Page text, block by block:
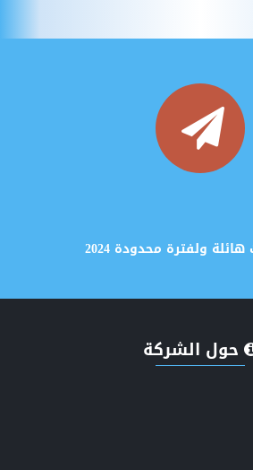
طفرة الاخباري الجيل الخامس دعم
حول الشركة